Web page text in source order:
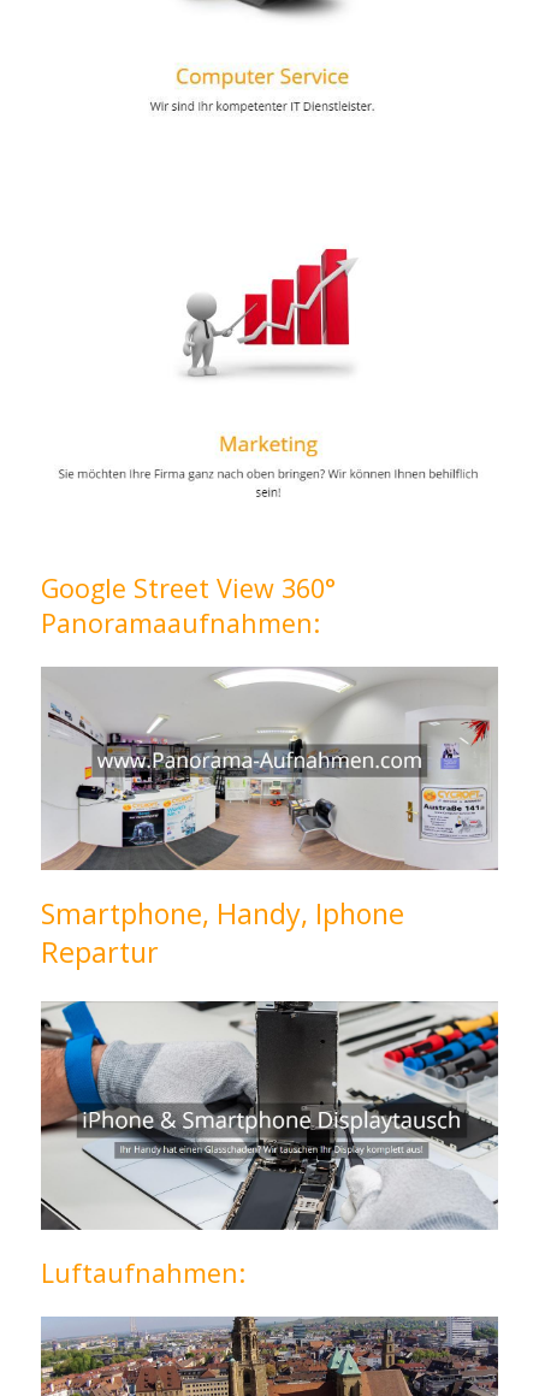
Google Street View 360°
Panoramaaufnahmen:
Smartphone, Handy, Iphone
Repartur
Luftaufnahmen: